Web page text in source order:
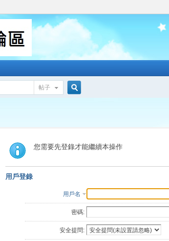
帖子
索
您需要先登錄才能繼續本操作
用戶登錄
用戶名
密碼:
安全提問: